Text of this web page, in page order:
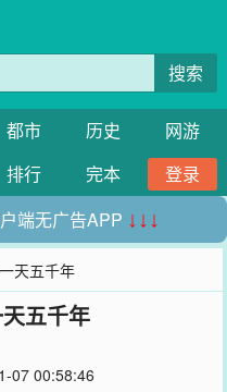
搜索
都市 历史
网游
排行 完本
登录
端无广告APP ↓↓↓
天五千年
五千年
07 00:58:46